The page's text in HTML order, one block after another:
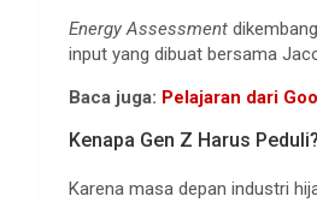
Energy Assessment
input yang dibuat bersama
Baca juga: Pelajaran dari
Kenapa Gen Z Harus Peduli?
Karena masa depan industri